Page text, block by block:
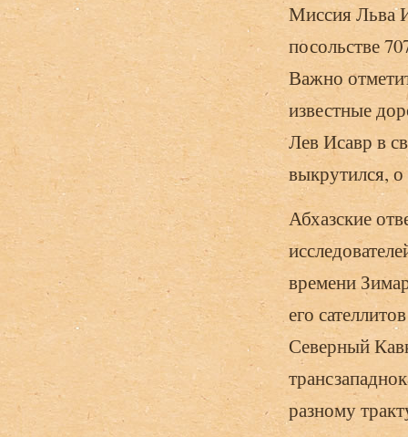
Миссия Льва
посольстве
Важно
известные
Лев Исавр в
выкрутился, о
Абхазские
времени
его
Северный
разному